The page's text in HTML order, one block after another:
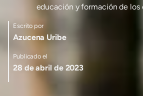
educación y formación de los
Escrito por
Azucena Uribe
Publicado el
28 de abril de 2023